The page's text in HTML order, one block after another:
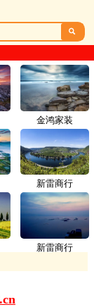

金鸿家装
新雷商行
新雷商行